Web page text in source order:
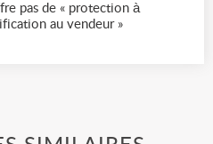
pas de « protection à
au vendeur »